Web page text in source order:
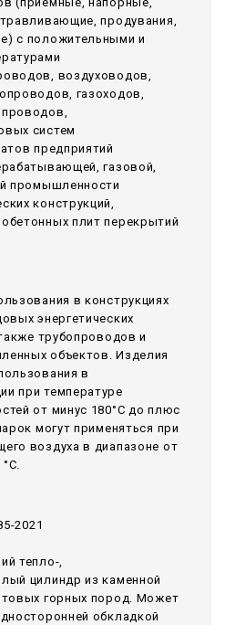
продувания,
с положительными и
воздуховодов,
газоходов,
систем
предприятий
газовой,
промышленности
конструкций,
плит перекрытий
в конструкциях
энергетических
трубопроводов и
объектов. Изделия
в
при температуре
от минус 180°С до плюс
могут применяться при
воздуха в диапазоне от
2021
тепло-,
цилиндр из каменной
горных пород. Может
обкладкой